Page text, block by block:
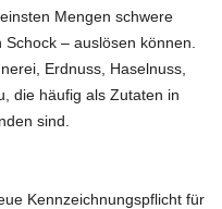
Mengen schwere
– auslösen können.
Erdnuss, Haselnuss,
die häufig als Zutaten in
sind.
Kennzeichnungspflicht für